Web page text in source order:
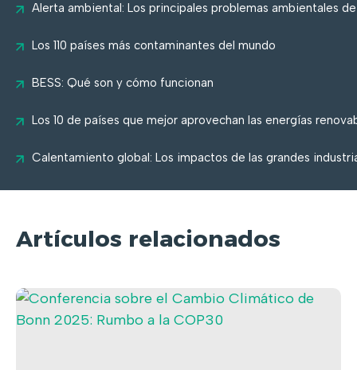
Alerta ambiental: Los principales problemas ambientales
Los 110 países más contaminantes del mundo
BESS: Qué son y cómo funcionan
Los 10 de países que mejor aprovechan las energías
Calentamiento global: Los impactos de las grandes
Artículos relacionados